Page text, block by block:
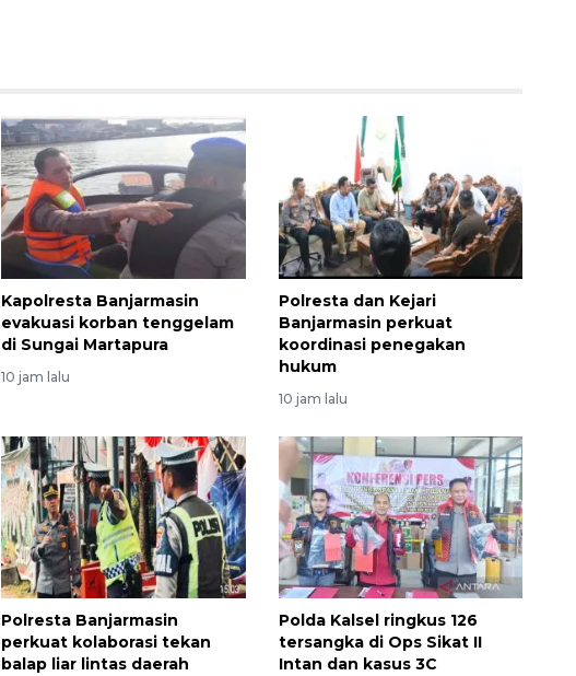
Kapolresta Banjarmasin
evakuasi korban tenggelam
di Sungai Martapura
10 jam lalu
Polresta dan Kejari
Banjarmasin perkuat
koordinasi penegakan
hukum
10 jam lalu
Polresta Banjarmasin
perkuat kolaborasi tekan
balap liar lintas daerah
Polda Kalsel ringkus 126
tersangka di Ops Sikat II
Intan dan kasus 3C
Ekonomi triwulan II-2026
tumbuh 5,29 persen
2026-08-06 18:45:00